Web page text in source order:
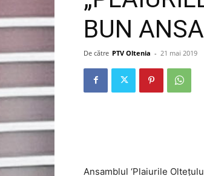
BUN
De către PTV Oltenia - 21 mai 2019
Ansamblul ‘Plaiurile